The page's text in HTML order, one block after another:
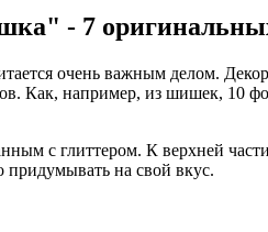
- 7
очень важным делом.
Как, например, из шишек, 10
с глиттером. К верхней части
на свой вкус.